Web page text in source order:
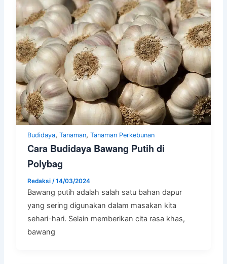
Budidaya,Tanaman,Tanaman Perkebunan
Cara Budidaya Bawang Putih di
Polybag
Redaksi /14/03/2024
Bawang putih adalah salah satu bahan dapur
yang sering digunakan dalam masakan kita
sehari-hari. Selain memberikan cita rasa khas,
bawang